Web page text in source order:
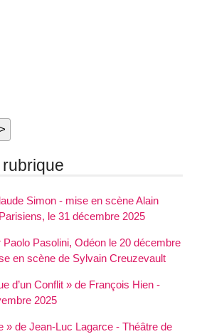
Simon - mise en scène Alain
le 31 décembre 2025
Paolo Pasolini, Odéon le 20 décembre
en scène de Sylvain Creuzevault
d’un Conflit » de François Hien -
2025
» de Jean-Luc Lagarce - Théâtre de